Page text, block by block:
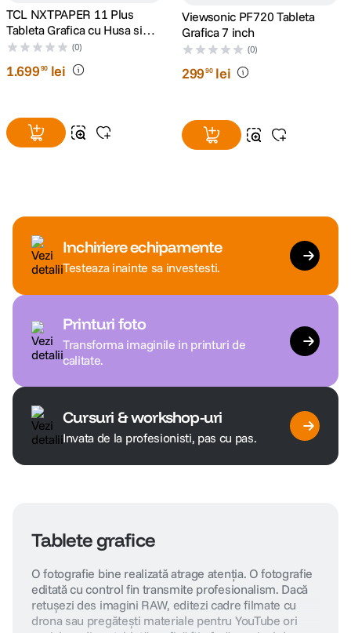
TCL NXTPAPER 11 Plus
Tableta Grafica cu Husa si
Pen 128GB Wi-Fi Dark Grey
(0)
1.69990 lei
Viewsonic PF720 Tableta
Grafica 7 inch
(0)
29990 lei
Inchiriere echipamente
Testeaza inainte sa investesti.
Printuri foto
Transforma imaginile in printuri de
calitate.
Cursuri & workshop-uri
Invata de la profesionisti, pas cu pas.
Tablete grafice
O fotografie bine realizată atrage atenția. O fotografie
editată cu control fin transmite profesionalism. Dacă
retușezi des imagini RAW, editezi cadre filmate cu
drona sau pregătești materiale pentru YouTube ori